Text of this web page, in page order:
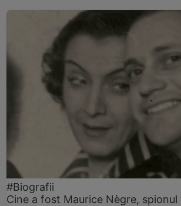
#Biografii
Cine a fost Maurice Nègre,